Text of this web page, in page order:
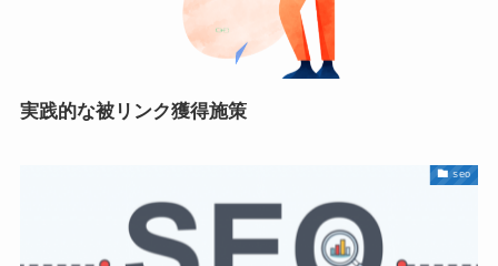
実践的な被リンク獲得施策
seo